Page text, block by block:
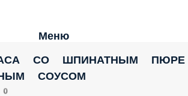
Меню
СО ШПИНАТНЫМ
СОУСОМ